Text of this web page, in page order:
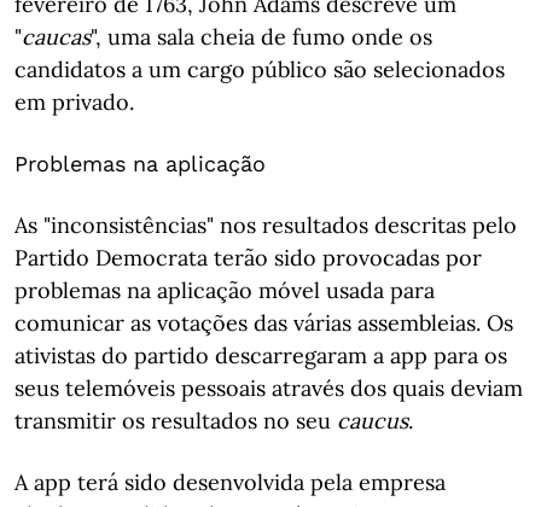
"caucas", uma sala cheia de fumo onde os
candidatos a um cargo público são selecionados
em privado.
Problemas na aplicação
As "inconsistências" nos resultados descritas pelo
Partido Democrata terão sido provocadas por
problemas na aplicação móvel usada para
comunicar as votações das várias assembleias. Os
ativistas do partido descarregaram a app para os
seus telemóveis pessoais através dos quais deviam
transmitir os resultados no seu caucus.
A app terá sido desenvolvida pela empresa